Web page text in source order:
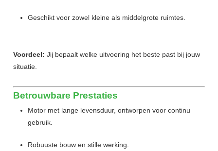
Geschikt voor zowel kleine als middelgrote ruimtes.
Voordeel: Jij bepaalt welke uitvoering het beste past bij jouw
situatie.
Betrouwbare Prestaties
Motor met lange levensduur, ontworpen voor continu
gebruik.
Robuuste bouw en stille werking.